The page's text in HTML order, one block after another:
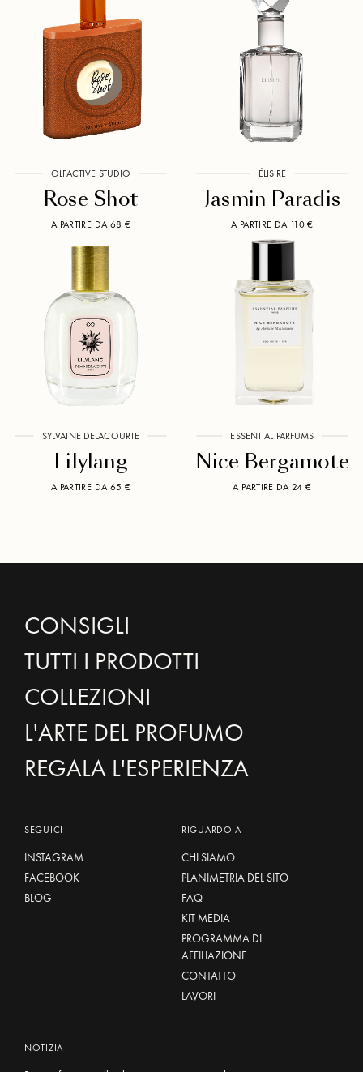
OLFACTIVE STUDIO
Rose Shot
A PARTIRE DA 68 €
ÉLISIRE
Jasmin Paradis
A PARTIRE DA 110 €
SYLVAINE DELACOURTE
Lilylang
A PARTIRE DA 65 €
ESSENTIAL PARFUMS
Nice Bergamote
A PARTIRE DA 24 €
CONSIGLI
TUTTI I PRODOTTI
COLLEZIONI
L'ARTE DEL PROFUMO
REGALA L'ESPERIENZA
SEGUICI
INSTAGRAM
FACEBOOK
BLOG
RIGUARDO A
CHI SIAMO
PLANIMETRIA DEL SITO
FAQ
KIT MEDIA
PROGRAMMA DI
AFFILIAZIONE
CONTATTO
LAVORI
NOTIZIA